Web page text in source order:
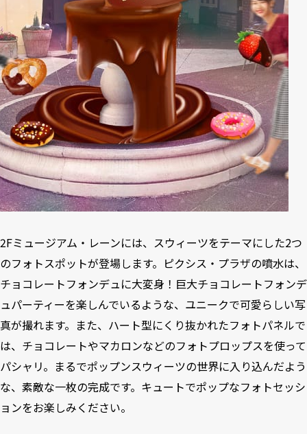
2Fミュージアム・レーンには、スウィーツをテーマにした2つ
のフォトスポットが登場します。ピクシス・プラザの噴水は、
チョコレートフォンデュに大変身！巨大チョコレートフォンデ
ュパーティーを楽しんでいるような、ユニークで可愛らしい写
真が撮れます。また、ハート型にくり抜かれたフォトパネルで
は、チョコレートやマカロンなどのフォトプロップスを使って
パシャリ。まるでポップンスウィーツの世界に入り込んだよう
な、素敵な一枚の完成です。キュートでポップなフォトセッシ
ョンをお楽しみください。